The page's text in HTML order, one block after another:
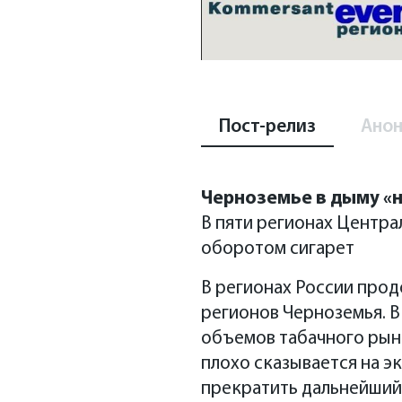
Пост-релиз
Черноземье в дыму
В пяти регионах
оборотом сигарет
В регионах России
регионов Черноземья.
объемов табачного
плохо сказывается на
прекратить
По итогам 2021 года, ряд
федеральном и
рынком – в частности это
табачных изделий
прежнему остается
противодействия
года она составляла 22%,
соседних регионов – 9,9%